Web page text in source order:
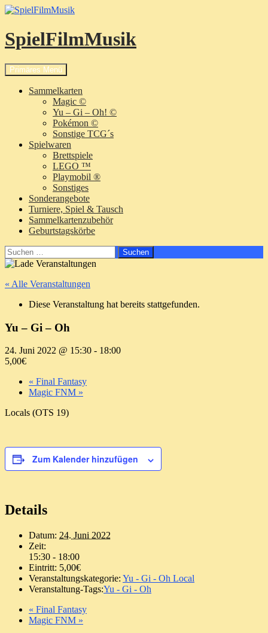
SpielFilmMusik
Suchen
Primäres Menü
Inhalt
springen
Sammelkarten
Magic ©
Yu – Gi – Oh! ©
Pokémon ©
Sonstige TCG´s
Spielwaren
Brettspiele
LEGO ™
Playmobil ®
Sonstiges
Sonderangebote
Turniere, Spiel & Tausch
Sammelkartenzubehör
Geburtstagskörbe
Suchen
nach:
« Alle Veranstaltungen
Diese Veranstaltung hat bereits stattgefunden.
Yu – Gi – Oh
24. Juni 2022 @ 15:30 - 18:00
5,00€
« Final Fantasy
Magic FNM »
Locals (OTS 19)
Zum Kalender hinzufügen
Details
Datum: 24. Juni 2022
Zeit:
15:30 - 18:00
Eintritt: 5,00€
Veranstaltungskategorie: Yu - Gi - Oh Local
Veranstaltung-Tags:Yu - Gi - Oh
« Final Fantasy
Magic FNM »